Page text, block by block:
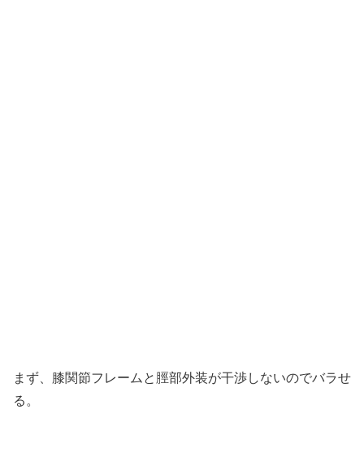
まず、膝関節フレームと脛部外装が干渉しないのでバラせ
る。